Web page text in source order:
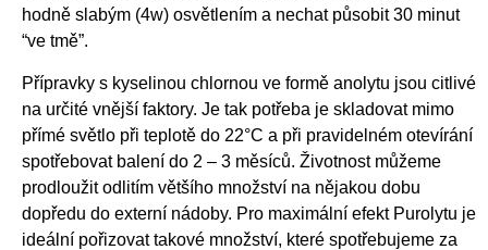
hodně slabým (4w) osvětlením a nechat působit 30 minut
“ve tmě”.
Přípravky s kyselinou chlornou ve formě anolytu jsou citlivé
na určité vnější faktory. Je tak potřeba je skladovat mimo
přímé světlo při teplotě do 22°C a při pravidelném otevírání
spotřebovat balení do 2 – 3 měsíců. Životnost můžeme
prodloužit odlitím většího množství na nějakou dobu
dopředu do externí nádoby. Pro maximální efekt Purolytu je
ideální pořizovat takové množství, které spotřebujeme za